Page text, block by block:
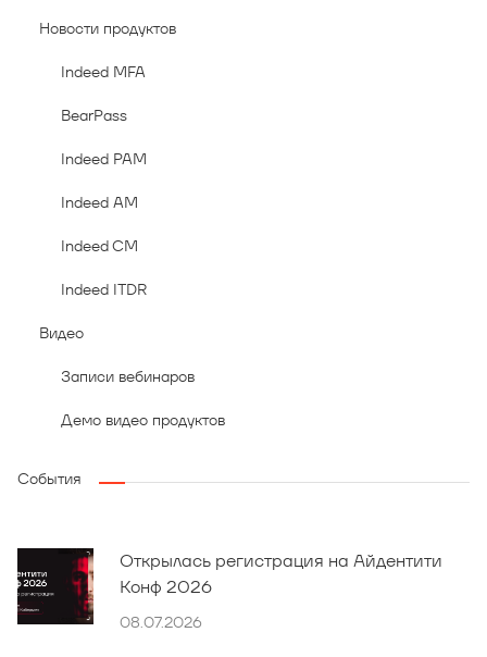
Новости продуктов
Indeed MFA
BearPass
Indeed PAM
Indeed AM
Indeed CM
Indeed ITDR
Видео
Записи вебинаров
Демо видео продуктов
События
Открылась регистрация на Айдентити
Конф 2026
08.07.2026